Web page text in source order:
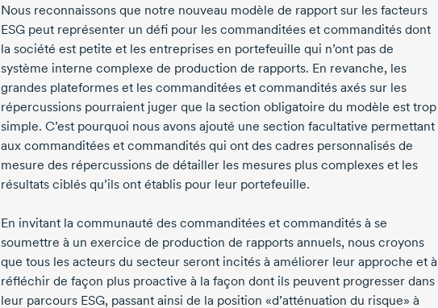
Nous reconnaissons que notre nouveau modèle de rapport sur les facteurs
ESG peut représenter un défi pour les commanditées et commandités dont
la société est petite et les entreprises en portefeuille qui n’ont pas de
système interne complexe de production de rapports. En revanche, les
grandes plateformes et les commanditées et commandités axés sur les
répercussions pourraient juger que la section obligatoire du modèle est trop
simple. C’est pourquoi nous avons ajouté une section facultative permettant
aux commanditées et commandités qui ont des cadres personnalisés de
mesure des répercussions de détailler les mesures plus complexes et les
résultats ciblés qu’ils ont établis pour leur portefeuille.
En invitant la communauté des commanditées et commandités à se
soumettre à un exercice de production de rapports annuels, nous croyons
que tous les acteurs du secteur seront incités à améliorer leur approche et à
réfléchir de façon plus proactive à la façon dont ils peuvent progresser dans
leur parcours ESG, passant ainsi de la position «d’atténuation du risque» à